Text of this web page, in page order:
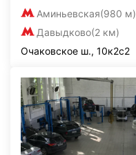
Аминьевская(980 м)
Давыдково(2 км)
Очаковское ш., 10к2с2